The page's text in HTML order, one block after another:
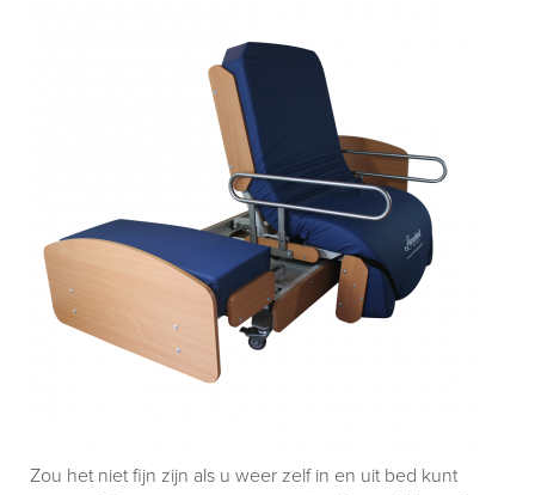
Zou het niet fijn zijn als u weer zelf in en uit bed kunt